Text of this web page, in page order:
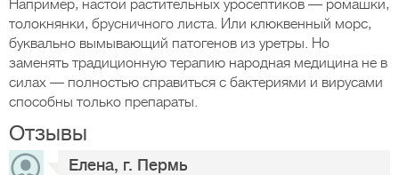
Например, настои растительных уросептиков — ромашки,
толокнянки, брусничного листа. Или клюквенный морс,
буквально вымывающий патогенов из уретры. Но
заменять традиционную терапию народная медицина не в
силах — полностью справиться с бактериями и вирусами
способны только препараты.
Отзывы
Елена, г. Пермь